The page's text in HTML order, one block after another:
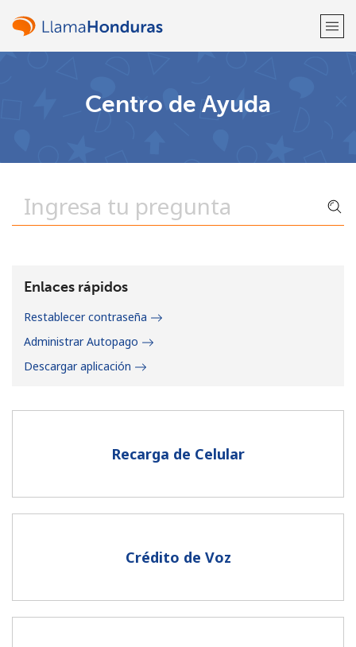
Un caracter especial
Centro de Ayuda
Recarga de Celular
Crédito de Voz
Enlaces rápidos
Restablecer contraseña
Administrar Autopago
Descargar aplicación